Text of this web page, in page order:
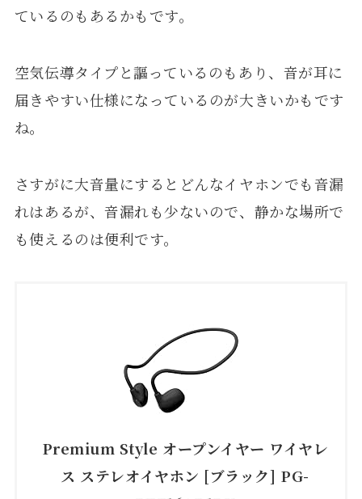
ているのもあるかもです。
空気伝導タイプと謳っているのもあり、音が耳に
届きやすい仕様になっているのが大きいかもです
ね。
さすがに大音量にするとどんなイヤホンでも音漏
れはあるが、音漏れも少ないので、静かな場所で
も使えるのは便利です。
Premium Style オープンイヤー ワイヤレ
ス ステレオイヤホン [ブラック] PG-